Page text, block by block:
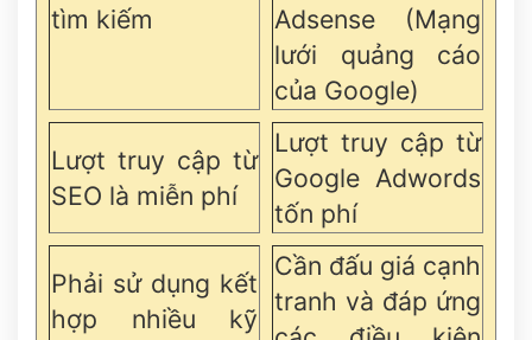
tìm kiếm
Adsense (Mạng
lưới quảng cáo
của Google)
Lượt truy cập từ
SEO là miễn phí
Lượt truy cập từ
Google Adwords
tốn phí
Phải sử dụng kết
hợp nhiều kỹ
Cần đấu giá cạnh
tranh và đáp ứng